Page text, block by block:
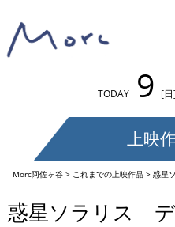
TODAY 9 [日]
上映
Morc阿佐ヶ谷> これまでの上映作品> 惑星
惑星ソラリス